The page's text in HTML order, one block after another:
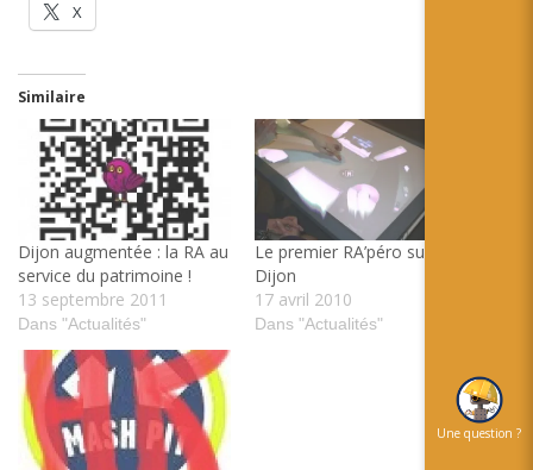
X
Similaire
Dijon augmentée : la RA au
service du patrimoine !
13 septembre 2011
Dans "Actualités"
Le premier RA’péro sur
Dijon
17 avril 2010
Dans "Actualités"
Une question ?